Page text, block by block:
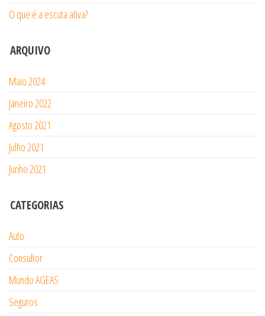
O que é a escuta ativa?
ARQUIVO
Maio 2024
Janeiro 2022
Agosto 2021
Julho 2021
Junho 2021
CATEGORIAS
Auto
Consultor
Mundo AGEAS
Seguros